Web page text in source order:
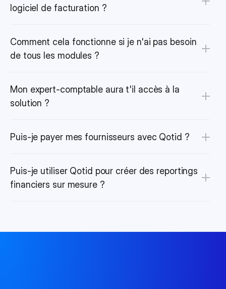
logiciel de facturation ?
Comment cela fonctionne si je n'ai pas besoin
de tous les modules ?
Mon expert-comptable aura t'il accès à la
solution ?
Puis-je payer mes fournisseurs avec Qotid ?
Puis-je utiliser Qotid pour créer des reportings
financiers sur mesure ?